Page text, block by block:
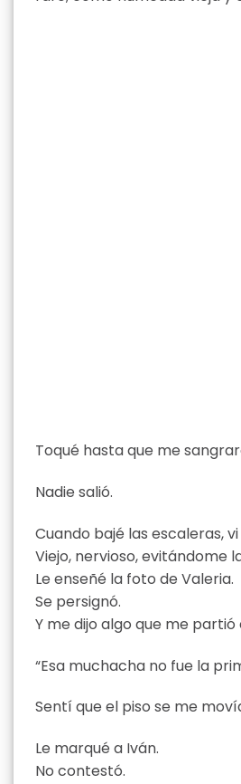
Toqué hasta que me
Nadie salió.
Cuando bajé las escaleras,
Viejo, nervioso, evitándome
Le enseñé la foto de Valeria.
Se persignó.
Y me dijo algo que me partió
“Esa muchacha no fue la
Sentí que el piso se me
Le marqué a Iván.
No contestó.